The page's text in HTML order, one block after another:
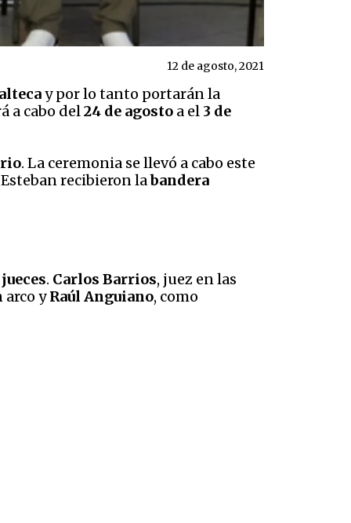
12 de agosto, 2021
y por lo tanto portarán la
a cabo del24 de agosto a el 3 de
. La ceremonia se llevó a cabo este
recibieron labandera
. Carlos Barrios, juez en las
arco yRaúl Anguiano, como